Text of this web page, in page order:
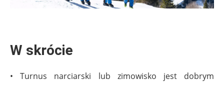
W skrócie
• Turnus narciarski lub zimowisko jest dobrym